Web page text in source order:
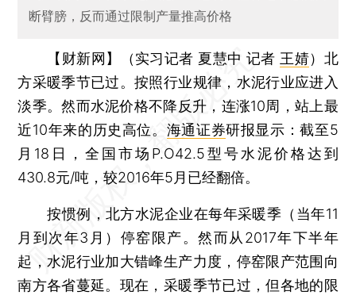
断臂膀，反而通过限制产量推高价格
【财新网】（实习记者 夏慧中 记者 王婧） 北
方采暖季节已过。按照行业规律，水泥行业应进入
淡季。然而水泥价格不降反升，连涨10周，站上最
近10年来的历史高位。 海通证券研报显示：截至5
月18日，全国市场P.O42.5型号水泥价格达到
430.8元/吨，较2016年5月已经翻倍。
按惯例，北方水泥企业在每年采暖季（当年11
月到次年3月）停窑限产。然而从2017年下半年
起，水泥行业加大错峰生产力度，停窑限产范围向
南方各省蔓延。现在，采暖季节已过，但各地的限